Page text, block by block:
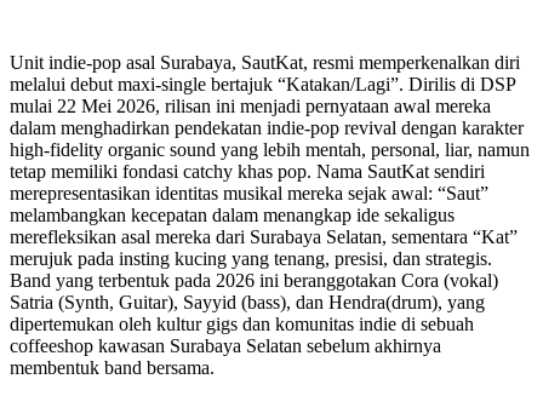
Unit indie-pop asal Surabaya, SautKat, resmi memperkenalkan diri
melalui debut maxi-single bertajuk “Katakan/Lagi”. Dirilis di DSP
mulai 22 Mei 2026, rilisan ini menjadi pernyataan awal mereka
dalam menghadirkan pendekatan indie-pop revival dengan karakter
high-fidelity organic sound yang lebih mentah, personal, liar, namun
tetap memiliki fondasi catchy khas pop. Nama SautKat sendiri
merepresentasikan identitas musikal mereka sejak awal: “Saut”
melambangkan kecepatan dalam menangkap ide sekaligus
merefleksikan asal mereka dari Surabaya Selatan, sementara “Kat”
merujuk pada insting kucing yang tenang, presisi, dan strategis.
Band yang terbentuk pada 2026 ini beranggotakan Cora (vokal)
Satria (Synth, Guitar), Sayyid (bass), dan Hendra(drum), yang
dipertemukan oleh kultur gigs dan komunitas indie di sebuah
coffeeshop kawasan Surabaya Selatan sebelum akhirnya
membentuk band bersama.